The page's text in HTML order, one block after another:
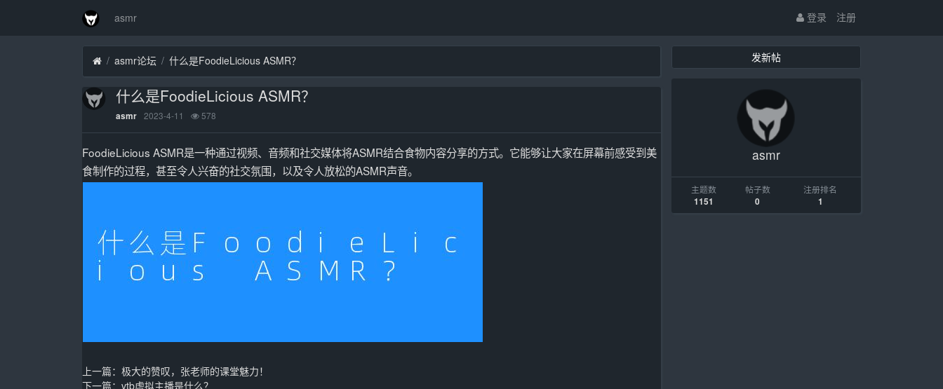
asmr 登录 注册
asmr论坛 什么是FoodieLicious ASMR？
什么是FoodieLicious ASMR？
asmr 2023-4-11 578
FoodieLicious ASMR是一种通过视频、音频和社交媒体将ASMR结合食物内容分享的方式。它能够让大家在屏幕前感受到美
食制作的过程，甚至令人兴奋的社交氛围，以及令人放松的ASMR声音。
上一篇： 极大的赞叹，张老师的课堂魅力！
下一篇： vtb虚拟主播是什么？
发新帖
asmr
主题数
1151
帖子数
0
注册排名
1